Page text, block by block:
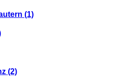
(1)
(2)